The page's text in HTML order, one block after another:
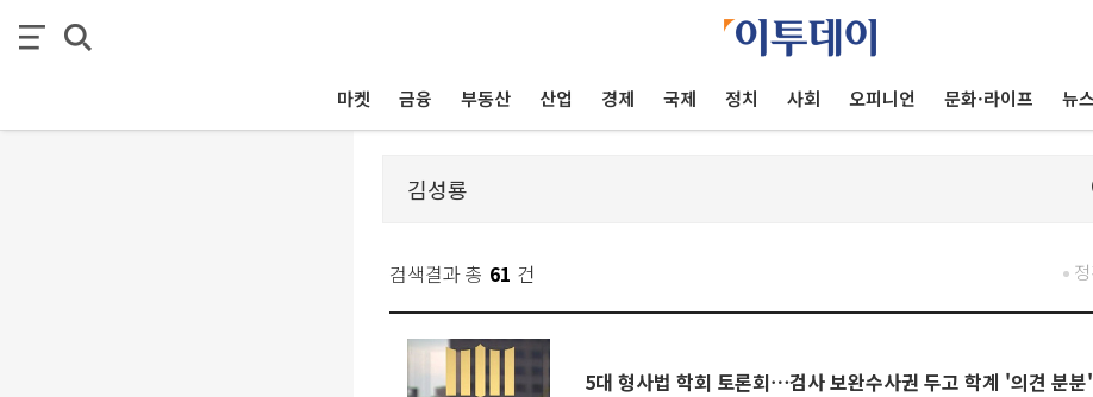
마켓 금융 부동산 산업 경제 국제 정치 사회 오피니언 문화·라이프 뉴
검색결과 총 61 건
5대 형사법 학회 토론회⋯검사 보완수사권 두고 학계 '의견 분분'